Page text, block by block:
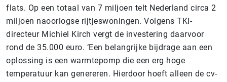
flats. Op een totaal van 7 miljoen telt Nederland circa 2
miljoen naoorlogse rijtjeswoningen. Volgens TKI-
directeur Michiel Kirch vergt de investering daarvoor
rond de 35.000 euro. ‘Een belangrijke bijdrage aan een
oplossing is een warmtepomp die een erg hoge
temperatuur kan genereren. Hierdoor hoeft alleen de cv-